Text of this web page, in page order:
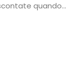
quando...